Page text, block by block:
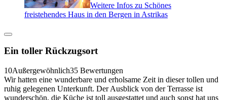
Weitere Infos zu Schönes
freistehendes Haus in den Bergen in Astrikas
Ein toller Rückzugsort
10Außergewöhnlich35 Bewertungen
Wir hatten eine wunderbare und erholsame Zeit in dieser tollen und
ruhig gelegenen Unterkunft. Der Ausblick von der Terrasse ist
wunderschön, die Küche ist toll ausgestattet und auch sonst hat uns